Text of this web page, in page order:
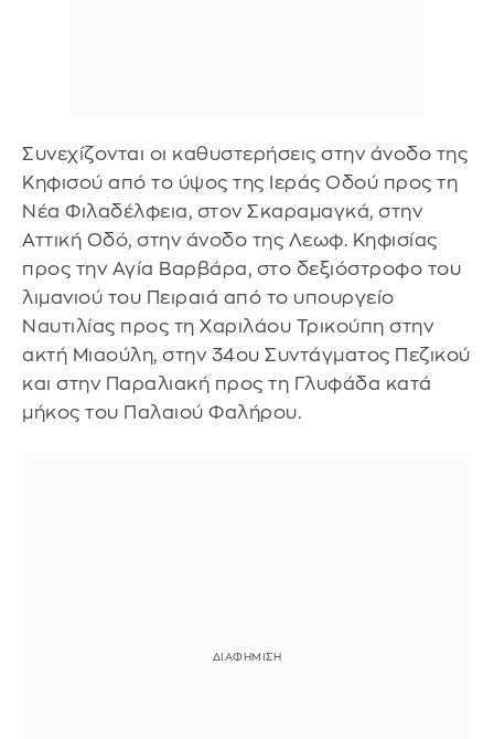
Συνεχίζονται οι καθυστερήσεις στην άνοδο της
Κηφισού από το ύψος της Ιεράς Οδού προς τη
Νέα Φιλαδέλφεια, στον Σκαραμαγκά, στην
Αττική Οδό, στην άνοδο της Λεωφ. Κηφισίας
προς την Αγία Βαρβάρα, στο δεξιόστροφο του
λιμανιού του Πειραιά από το υπουργείο
Ναυτιλίας προς τη Χαριλάου Τρικούπη στην
ακτή Μιαούλη, στην 34ου Συντάγματος Πεζικού
και στην Παραλιακή προς τη Γλυφάδα κατά
μήκος του Παλαιού Φαλήρου.